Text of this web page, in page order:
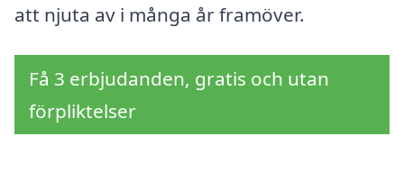
att njuta av i många år framöver.
Få 3 erbjudanden, gratis och utan
förpliktelser